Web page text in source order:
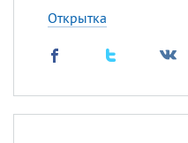
Открытка